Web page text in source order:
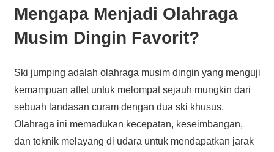
Mengapa Menjadi Olahraga
Musim Dingin Favorit?
Ski jumping adalah olahraga musim dingin yang menguji
kemampuan atlet untuk melompat sejauh mungkin dari
sebuah landasan curam dengan dua ski khusus.
Olahraga ini memadukan kecepatan, keseimbangan,
dan teknik melayang di udara untuk mendapatkan jarak